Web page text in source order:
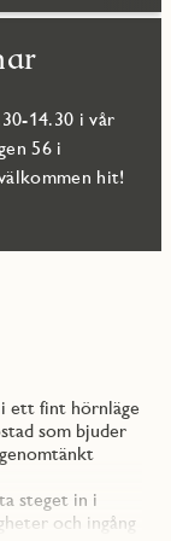
14.30 i vår
56 i
hit!
ett fint hörnläge
som bjuder
steget in i
och ingång